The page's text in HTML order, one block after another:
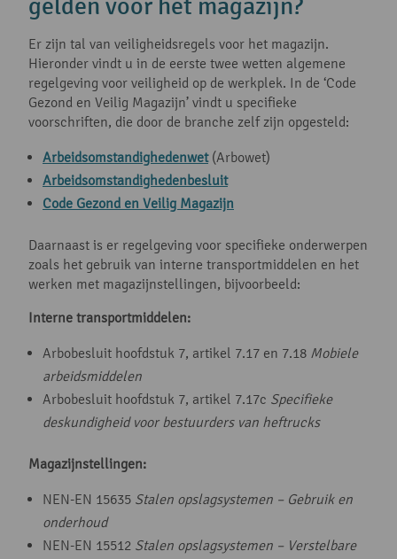
gelden voor het magazijn?
Er zijn tal van veiligheidsregels voor het magazijn.
Hieronder vindt u in de eerste twee wetten algemene
regelgeving voor veiligheid op de werkplek. In de ‘Code
Gezond en Veilig Magazijn’ vindt u specifieke
voorschriften, die door de branche zelf zijn opgesteld:
Arbeidsomstandighedenwet(Arbowet)
Arbeidsomstandighedenbesluit
Code Gezond en Veilig Magazijn
Daarnaast is er regelgeving voor specifieke onderwerpen
zoals het gebruik van interne transportmiddelen en het
werken met magazijnstellingen, bijvoorbeeld:
Interne transportmiddelen:
Arbobesluit hoofdstuk 7, artikel 7.17 en 7.18 Mobiele
arbeidsmiddelen
Arbobesluit hoofdstuk 7, artikel 7.17c Specifieke
deskundigheid voor bestuurders van heftrucks
Magazijnstellingen:
NEN-EN 15635 Stalen opslagsystemen – Gebruik en
onderhoud
NEN-EN 15512 Stalen opslagsystemen – Verstelbare